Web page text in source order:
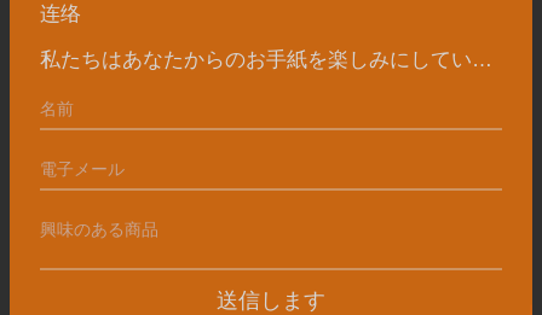
连络
私たちはあなたからのお手紙を楽しみにしています
送信します